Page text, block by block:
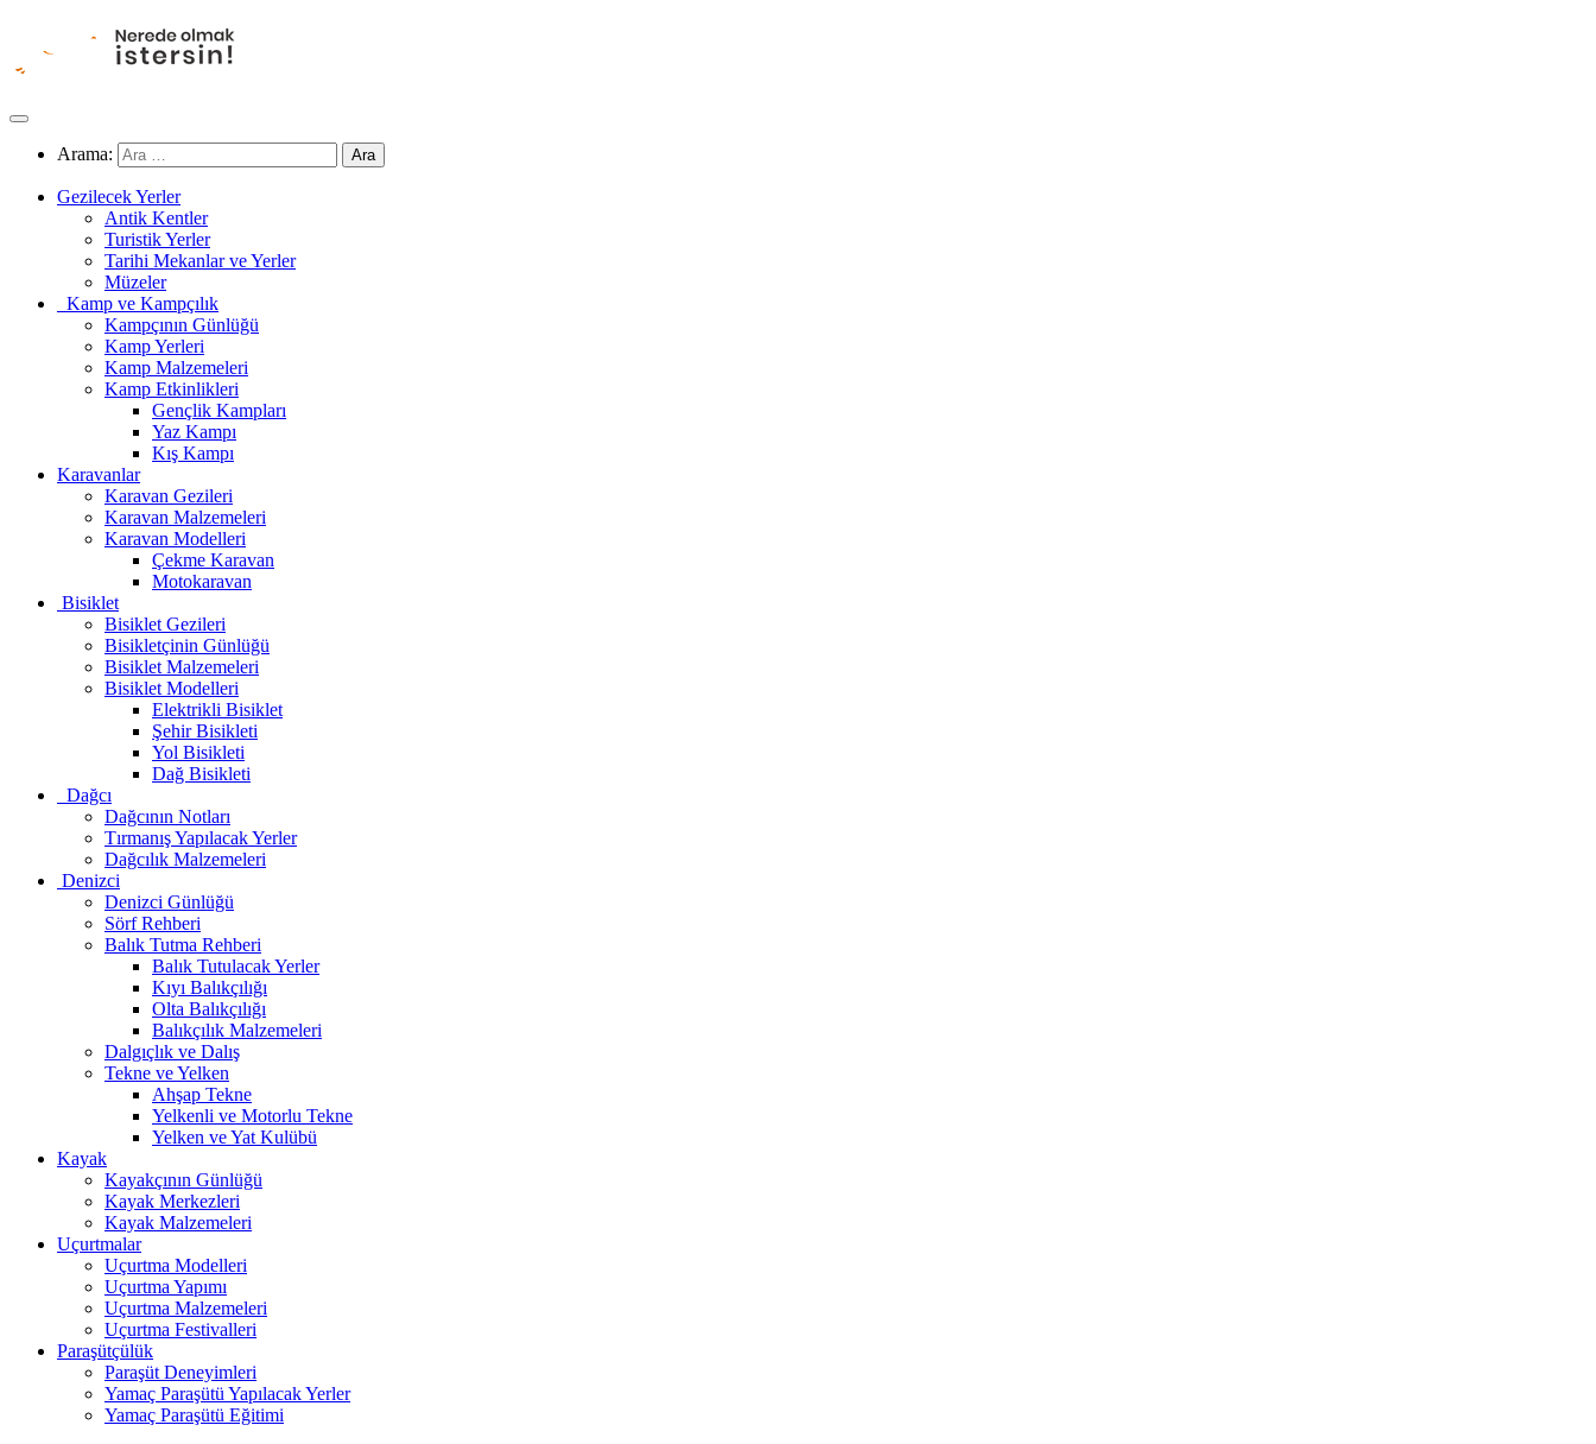
Arama:
Gezilecek Yerler
Antik Kentler
Turistik Yerler
Tarihi Mekanlar ve Yerler
Müzeler
Kamp ve Kampçılık
Kampçının Günlüğü
Kamp Yerleri
Kamp Malzemeleri
Kamp Etkinlikleri
Gençlik Kampları
Yaz Kampı
Kış Kampı
Karavanlar
Karavan Gezileri
Karavan Malzemeleri
Karavan Modelleri
Çekme Karavan
Motokaravan
Bisiklet
Bisiklet Gezileri
Bisikletçinin Günlüğü
Bisiklet Malzemeleri
Bisiklet Modelleri
Elektrikli Bisiklet
Şehir Bisikleti
Yol Bisikleti
Dağ Bisikleti
Dağcı
Dağcının Notları
Tırmanış Yapılacak Yerler
Dağcılık Malzemeleri
Denizci
Denizci Günlüğü
Sörf Rehberi
Balık Tutma Rehberi
Balık Tutulacak Yerler
Kıyı Balıkçılığı
Olta Balıkçılığı
Balıkçılık Malzemeleri
Dalgıçlık ve Dalış
Tekne ve Yelken
Ahşap Tekne
Yelkenli ve Motorlu Tekne
Yelken ve Yat Kulübü
Kayak
Kayakçının Günlüğü
Kayak Merkezleri
Kayak Malzemeleri
Uçurtmalar
Uçurtma Modelleri
Uçurtma Yapımı
Uçurtma Malzemeleri
Uçurtma Festivalleri
Paraşütçülük
Paraşüt Deneyimleri
Yamaç Paraşütü Yapılacak Yerler
Yamaç Paraşütü Eğitimi